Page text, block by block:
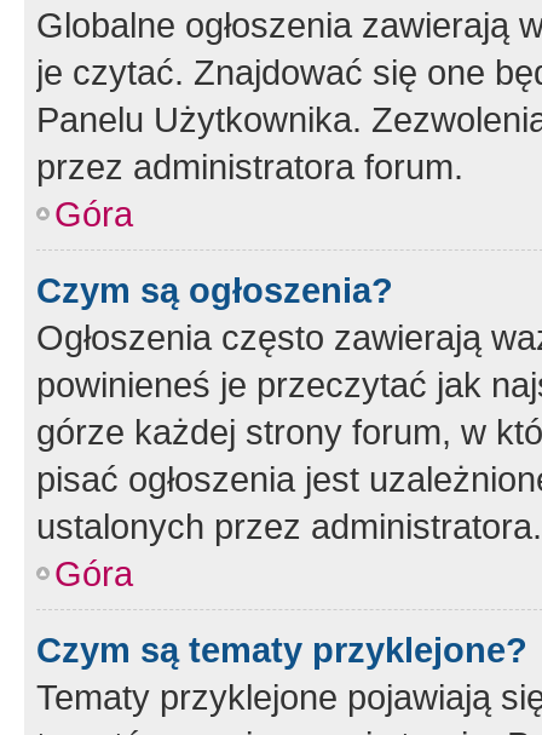
Globalne ogłoszenia zawierają
je czytać. Znajdować się one
Panelu Użytkownika.
przez administratora forum.
Góra
Czym są ogłoszenia?
Ogłoszenia często zawierają
powinieneś je przeczytać jak
górze każdej strony forum, w
pisać ogłoszenia jest
ustalonych przez administratora.
Góra
Czym są tematy przyklejone?
Tematy przyklejone pojawiają